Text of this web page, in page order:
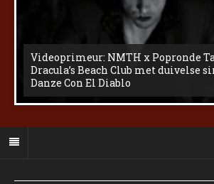
Videoprimeur: NMTH x Popronde
Dracula’s Beach Club met duivelse
Danze Con El Diablo